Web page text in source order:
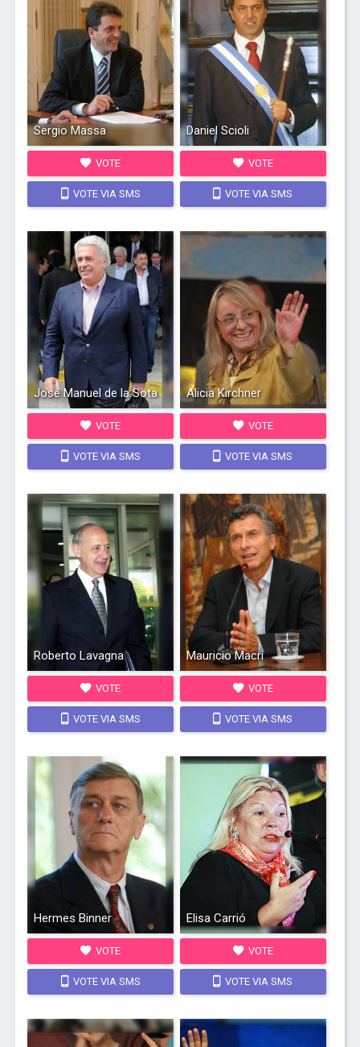
Sergio Massa
VOTE
VOTE VIA SMS
Daniel Scioli
VOTE
VOTE VIA SMS
José Manuel de la Sota
VOTE
VOTE VIA SMS
Alicia Kirchner
VOTE
VOTE VIA SMS
Roberto Lavagna
VOTE
VOTE VIA SMS
Mauricio Macri
VOTE
VOTE VIA SMS
Hermes Binner
VOTE
VOTE VIA SMS
Elisa Carrió
VOTE
VOTE VIA SMS